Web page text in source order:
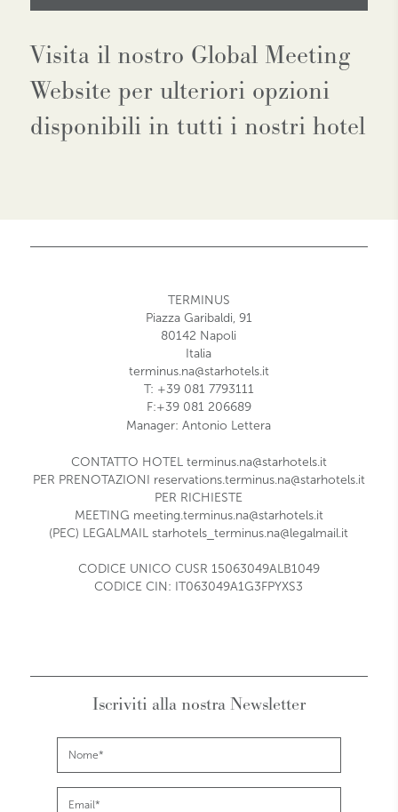
Visita il nostro Global Meeting
Website per ulteriori opzioni
disponibili in tutti i nostri hotel
TERMINUS
Piazza Garibaldi, 91
80142 Napoli
Italia
terminus.na@starhotels.it
T: +39 081 7793111
F:+39 081 206689
Manager:Antonio Lettera
CONTATTO HOTEL terminus.na@starhotels.it
PER PRENOTAZIONI reservations.terminus.na@starhotels.it
PER RICHIESTE
MEETING meeting.terminus.na@starhotels.it
(PEC) LEGALMAIL starhotels_terminus.na@legalmail.it
CODICE UNICO CUSR 15063049ALB1049
CODICE CIN: IT063049A1G3FPYXS3
Iscriviti alla nostra Newsletter